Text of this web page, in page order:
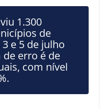
1.300
de
e 5 de julho
de erro é de
com nível